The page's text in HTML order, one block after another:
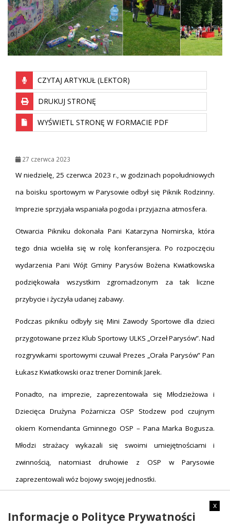
CZYTAJ ARTYKUŁ (LEKTOR)
DRUKUJ STRONĘ
WYŚWIETL STRONĘ W FORMACIE PDF
27 czerwca 2023
W niedzielę, 25 czerwca 2023 r., w godzinach popołudniowych
na boisku sportowym w Parysowie odbył się Piknik Rodzinny.
Imprezie sprzyjała wspaniała pogoda i przyjazna atmosfera.
Otwarcia Pikniku dokonała Pani Katarzyna Nomirska, która
tego dnia wcieliła się w rolę konferansjera. Po rozpoczęciu
wydarzenia Pani Wójt Gminy Parysów Bożena Kwiatkowska
podziękowała wszystkim zgromadzonym za tak liczne
przybycie i życzyła udanej zabawy.
Podczas pikniku odbyły się Mini Zawody Sportowe dla dzieci
przygotowane przez Klub Sportowy ULKS „Orzeł Parysów”. Nad
rozgrywkami sportowymi czuwał Prezes „Orała Parysów” Pan
Łukasz Kwiatkowski oraz trener Dominik Jarek.
Ponadto, na imprezie, zaprezentowała się Młodzieżowa i
Dziecięca Drużyna Pożarnicza OSP Stodzew pod czujnym
okiem Komendanta Gminnego OSP – Pana Marka Bogusza.
Młodzi strażacy wykazali się swoimi umiejętnościami i
zwinnością, natomiast druhowie z OSP w Parysowie
zaprezentowali wóz bojowy swojej jednostki.
Tego dnia na najmłodszych czekały dmuchańce, loteria
fantowa, fotościanka, tańce integracyjne z Marceliną i Weroniką
x
Informacje o Polityce Prywatności